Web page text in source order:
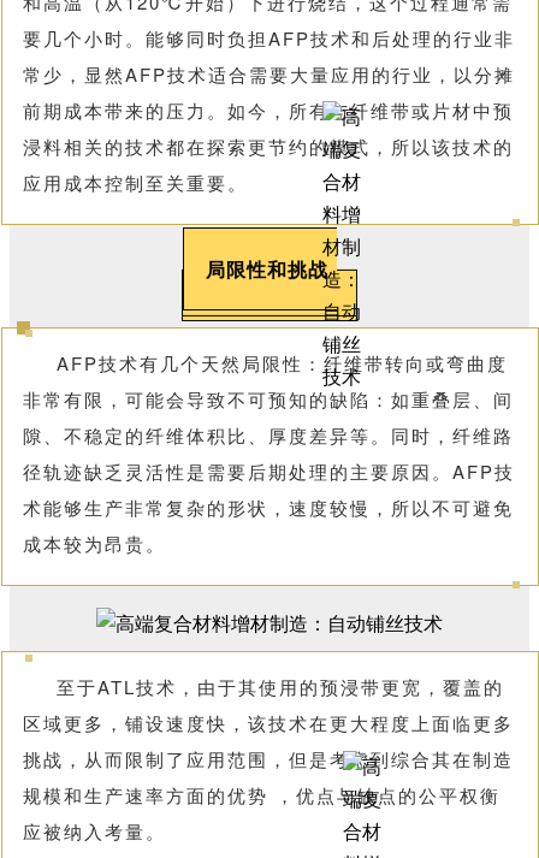
要几个小时。能够同时负担AFP技术和后处理的行业非
常少，显然AFP技术适合需要大量应用的行业，以分摊
前期成本带来的压力。如今，所有与纤维带或片材中预
浸料相关的技术都在探索更节约的模式，所以该技术的
应用成本控制至关重要。
局限性和挑战
AFP技术有几个天然局限性：纤维带转向或弯曲度
非常有限，可能会导致不可预知的缺陷：如重叠层、间
隙、不稳定的纤维体积比、厚度差异等。同时，纤维路
径轨迹缺乏灵活性是需要后期处理的主要原因。AFP技
术能够生产非常复杂的形状，速度较慢，所以不可避免
成本较为昂贵。
至于ATL技术，由于其使用的预浸带更宽，覆盖的
区域更多，铺设速度快，该技术在更大程度上面临更多
挑战，从而限制了应用范围，但是考虑到综合其在制造
规模和生产速率方面的优势 ，优点与缺点的公平权衡
应被纳入考量。